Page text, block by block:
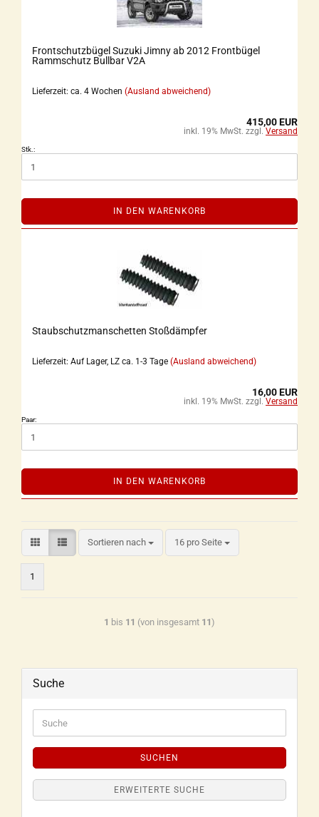
Frontschutzbügel Suzuki Jimny ab 2012 Frontbügel
Rammschutz Bullbar V2A
Lieferzeit: ca. 4 Wochen (Ausland abweichend)
415,00 EUR
inkl. 19% MwSt. zzgl. Versand
Stk.:
IN DEN WARENKORB
Staubschutzmanschetten Stoßdämpfer
Lieferzeit: Auf Lager, LZ ca. 1-3 Tage (Ausland abweichend)
16,00 EUR
inkl. 19% MwSt. zzgl. Versand
Paar:
IN DEN WARENKORB
Sortieren nach 16 pro Seite
1
1 bis 11 (von insgesamt 11)
Suche
SUCHEN
ERWEITERTE SUCHE